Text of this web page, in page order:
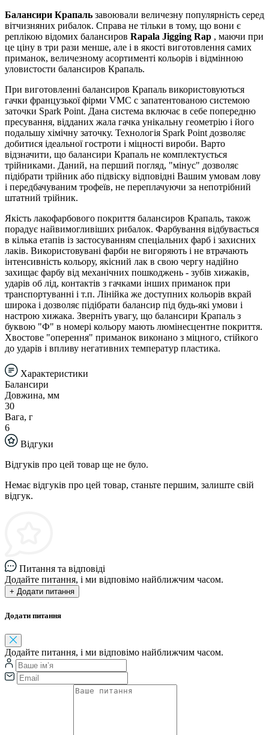
Балансири Крапаль завоювали величезну популярність серед
вітчизняних рибалок. Справа не тільки в тому, що вони є
реплікою відомих балансиров Rapala Jigging Rap , маючи при
це ціну в три рази менше, але і в якості виготовлення самих
приманок, величезному асортименті кольорів і відмінною
уловистости балансиров Крапаль.
При виготовленні балансиров Крапаль використовуються
гачки французької фірми VMC c запатентованою системою
заточки Spark Point. Дана система включає в себе попередню
пресування, відданих жала гачка унікальну геометрію і його
подальшу хімічну заточку. Технологія Spark Point дозволяє
добитися ідеальної гостроти і міцності вироби. Варто
відзначити, що балансири Крапаль не комплектується
трійниками. Даний, на перший погляд, "мінус" дозволяє
підібрати трійник або підвіску відповідні Вашим умовам лову
і передбачуваним трофеїв, не переплачуючи за непотрібний
штатний трійник.
Якість лакофарбового покриття балансиров Крапаль, також
порадує найвимогливіших рибалок. Фарбування відбувається
в кілька етапів із застосуванням спеціальних фарб і захисних
лаків. Використовувані фарби не вигоряють і не втрачають
інтенсивність кольору, якісний лак в свою чергу надійно
захищає фарбу від механічних пошкоджень - зубів хижаків,
ударів об лід, контактів з гачками інших приманок при
транспортуванні і т.п. Лінійка же доступних кольорів вкрай
широка і дозволяє підібрати балансир під будь-які умови і
настрою хижака. Зверніть увагу, що балансири Крапаль з
буквою "Ф" в номері кольору мають люмінесцентне покриття.
Хвостове "оперення" приманок виконано з міцного, стійкого
до ударів і впливу негативних температур пластика.
Характеристики
Балансири
Довжина, мм
30
Вага, г
6
Відгуки
Відгуків про цей товар ще не було.
Немає відгуків про цей товар, станьте першим, залиште свій
відгук.
Питання та відповіді
Додайте питання, і ми відповімо найближчим часом.
+ Додати питання
Додати питання
Додайте питання, і ми відповімо найближчим часом.